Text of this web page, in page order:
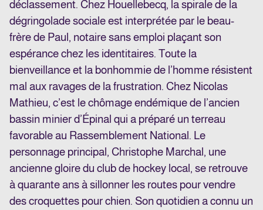
déclassement. Chez Houellebecq, la spirale de la
dégringolade sociale est interprétée par le beau-
frère de Paul, notaire sans emploi plaçant son
espérance chez les identitaires. Toute la
bienveillance et la bonhommie de l’homme résistent
mal aux ravages de la frustration. Chez Nicolas
Mathieu, c’est le chômage endémique de l’ancien
bassin minier d’Épinal qui a préparé un terreau
favorable au Rassemblement National. Le
personnage principal, Christophe Marchal, une
ancienne gloire du club de hockey local, se retrouve
à quarante ans à sillonner les routes pour vendre
des croquettes pour chien. Son quotidien a connu un